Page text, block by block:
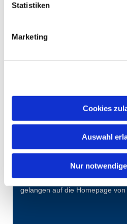
Statistiken
Marketing
Cookies
Auswahl
Nur
Über diesen QR-Code oder den
können Sie für einen
gelangen auf die Homepage von